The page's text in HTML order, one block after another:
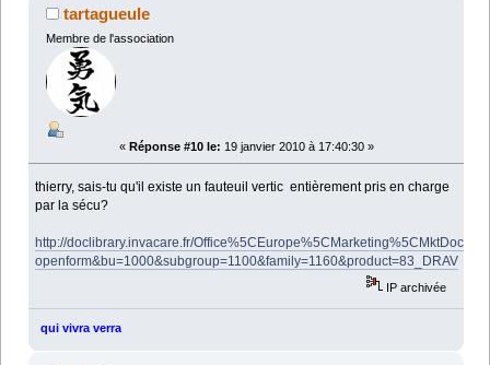
tartagueule
Membre de l'association
« Réponse #10 le: 19 janvier 2010 à 17:40:30 »
thierry, sais-tu qu'il existe un fauteuil vertic entièrement pris en charge
par la sécu?
http://doclibrary.invacare.fr/
openform&bu=1000&subgroup=1100&family=1160&product=83_DRAV
IP archivée
qui vivra verra